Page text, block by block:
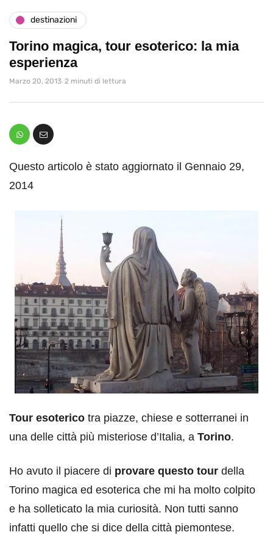
destinazioni
Torino magica, tour esoterico: la mia
esperienza
Marzo 20, 2013 2 minuti di lettura
Questo articolo è stato aggiornato il Gennaio 29,
2014
Tour esoterico tra piazze, chiese e sotterranei in
una delle città più misteriose d’Italia, a Torino.
Ho avuto il piacere di provare questo tour della
Torino magica ed esoterica che mi ha molto colpito
e ha solleticato la mia curiosità. Non tutti sanno
infatti quello che si dice della città piemontese.